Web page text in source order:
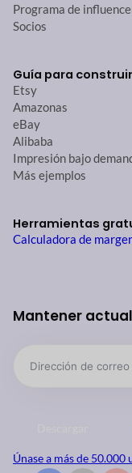
Programa de
Socios
Guía para
Etsy
Amazonas
eBay
Alibaba
Impresión bajo
Más ejemplos
Herramientas
Calculadora de
Mantener
Únase a más de 50.000